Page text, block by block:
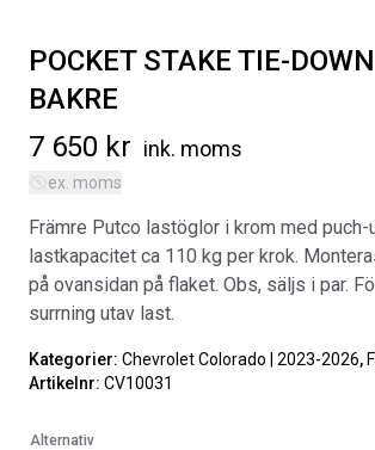
SVARTA RAM EMBLEM I
Artikelnr:
RA0109
808kr
24
Artikelnr:
4 610 kr
POCKET STAKE TIE-
BAKRE
7 650 kr ink. moms
ex. moms
Främre Putco lastöglor i krom med puch-
lastkapacitet ca 110 kg per krok.
på ovansidan på flaket. Obs, säljs i par.
surrning utav last.
Kategorier: Chevrolet Colorado | 2023-2026,
Artikelnr: CV10031
Alternativ